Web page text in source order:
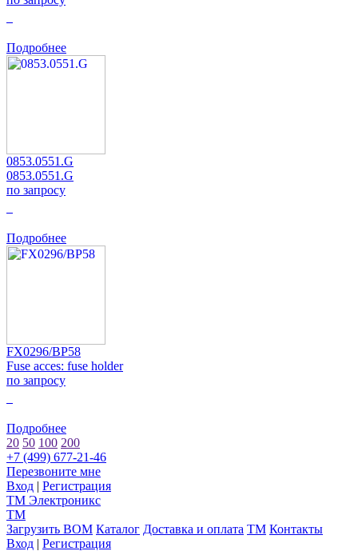
Подробнее
0853.0551.G
0853.0551.G
по запросу
Подробнее
FX0296/BP58
Fuse acces: fuse holder
по запросу
Подробнее
20 50 100 200
+7 (499) 677-21-46
Перезвоните мне
Вход | Регистрация
TM Электроникс
TM
Загрузить BOM Каталог Доставка и оплата TM Контакты
Вход | Регистрация